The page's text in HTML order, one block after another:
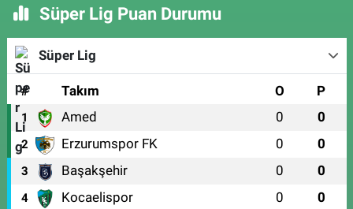
Süper Lig Puan Durumu
Süper Lig
# Takım O P
1 Amed 0 0
2 Erzurumspor FK 0 0
3 Başakşehir 0 0
4 Kocaelispor 0 0